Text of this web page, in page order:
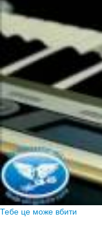
Тебе це може вбити